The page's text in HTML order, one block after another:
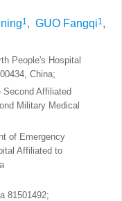
1, GUO Fangqi1,
People's Hospital
China;
Second Affiliated
Military Medical
of Emergency
Affiliated to
81501492;